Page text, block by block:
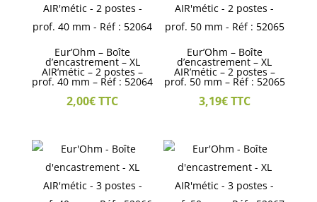
Eur’Ohm – Boîte
d’encastrement – XL
AIR’métic – 2 postes –
prof. 40 mm – Réf : 52064
2,00€TTC
Eur’Ohm – Boîte
d’encastrement – XL
AIR’métic – 2 postes –
prof. 50 mm – Réf : 52065
3,19€TTC